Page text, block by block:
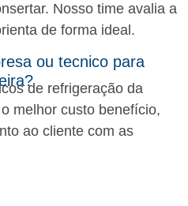
Nosso time avalia a
de forma ideal.
ou tecnico para
de refrigeração da
melhor custo benefício,
ao cliente com as